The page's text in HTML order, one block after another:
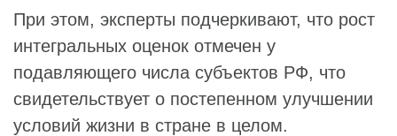
При этом, эксперты подчеркивают, что рост
интегральных оценок отмечен у
подавляющего числа субъектов РФ, что
свидетельствует о постепенном улучшении
условий жизни в стране в целом.